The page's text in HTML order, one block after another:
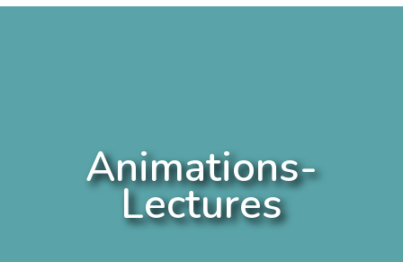
Animations-
Lectures